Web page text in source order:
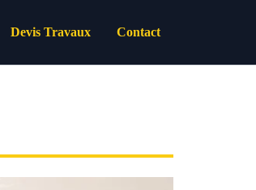
Devis Travaux Contact